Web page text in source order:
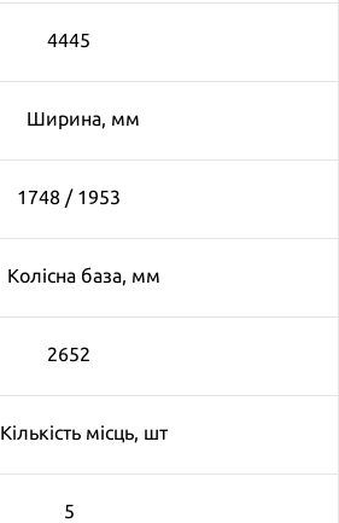
4445
Ширина, мм
1748 / 1953
Колiсна база, мм
2652
Кiлькiсть мiсць, шт
5